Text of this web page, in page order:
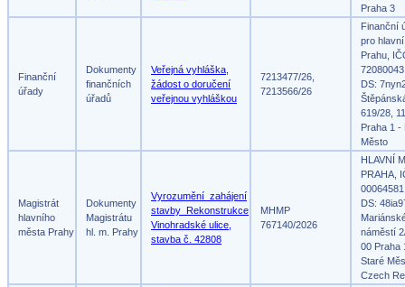
Praha 3
Finanční
úřady
Dokumenty
finančních
úřadů
Veřejná vyhláška,
žádost o doručení
veřejnou vyhláškou
7213477/26,
7213566/26
Finanční
pro
Prahu,
72080043
DS:
619/28,
Praha 1 -
Město
Magistrát
hlavního
města Prahy
Dokumenty
Magistrátu
hl. m. Prahy
Vyrozumění_zahájení
stavby_Rekonstrukce
Vinohradské ulice,
stavba č. 42808
MHMP
767140/2026
HLAVNÍ
PRAHA,
00064581
DS:
náměstí
00 Praha
Staré
Czech